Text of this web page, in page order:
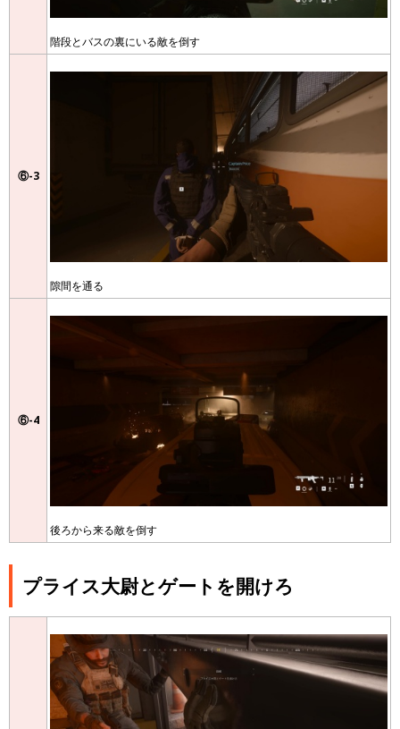
階段とバスの裏にいる敵を倒す
⑥-3
隙間を通る
⑥-4
後ろから来る敵を倒す
プライス大尉とゲートを開けろ